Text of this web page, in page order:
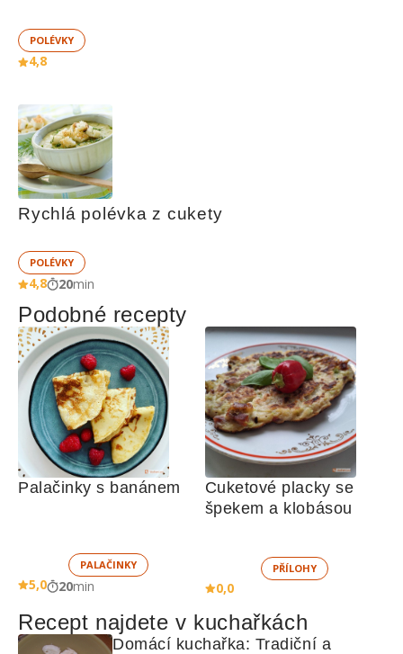
POLÉVKY
4,8
Rychlá polévka z cukety
POLÉVKY
4,8 20min
Podobné recepty
Palačinky s banánem
PALAČINKY
5,0 20min
Cuketové placky se
špekem a klobásou
PŘÍLOHY
0,0
Recept najdete v kuchařkách
Domácí kuchařka: Tradiční a